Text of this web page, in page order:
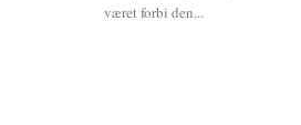
været forbi den...